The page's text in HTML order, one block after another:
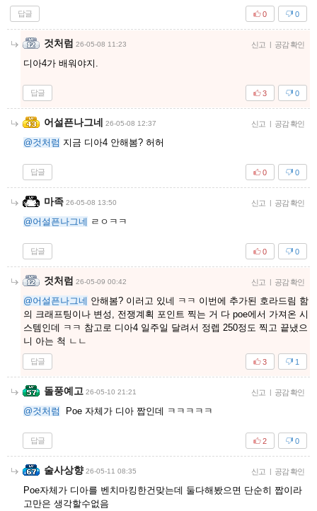
답글 0
0
것처럼 26-05-08 11:23 신고 | 공감 확인
디아4가 배워야지.
답글 0
3
어설픈나그네 26-05-08 12:37 신고 | 공감 확인
@것처럼 지금 디아4 안해봄? 허허
답글 0
0
마족 26-05-08 13:50 신고 | 공감 확인
@어설픈나그네 ㄹㅇㅋㅋ
답글 0
0
것처럼 26-05-09 00:42 신고 | 공감 확인
@어설픈나그네 안해봄? 이러고 있네 ㅋㅋ 이번에 추가된 호라드림 함
의 크래프팅이나 변성, 전쟁계획 포인트 찍는 거 다 poe에서 가져온 시
스템인데 ㅋㅋ 참고로 디아4 일주일 달려서 정렙 250정도 찍고 끝냈으
니 아는 척 ㄴㄴ
답글 1
3
돌풍예고 26-05-10 21:21 신고 | 공감 확인
@것처럼 Poe 자체가 디아 짭인데 ㅋㅋㅋㅋㅋ
답글 0
2
술사상향 26-05-11 08:35 신고 | 공감 확인
Poe자체가 디아를 벤치마킹한건맞는데 둘다해봤으면 단순히 짭이라
고만은 생각할수없음